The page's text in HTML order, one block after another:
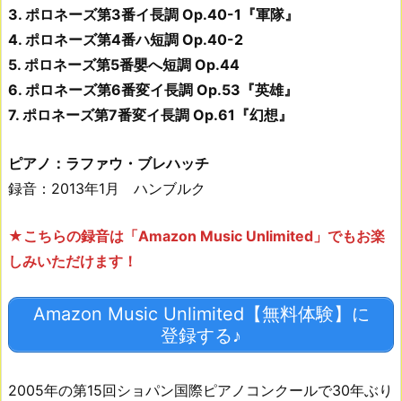
3. ポロネーズ第3番イ長調 Op.40-1『軍隊』
4. ポロネーズ第4番ハ短調 Op.40-2
5. ポロネーズ第5番嬰へ短調 Op.44
6. ポロネーズ第6番変イ長調 Op.53『英雄』
7. ポロネーズ第7番変イ長調 Op.61『幻想』
ピアノ：ラファウ・ブレハッチ
録音：2013年1月 ハンブルク
★こちらの録音は「Amazon Music Unlimited」でもお楽
しみいただけます！
Amazon Music Unlimited【無料体験】に
登録する♪
2005年の第15回ショパン国際ピアノコンクールで30年ぶり